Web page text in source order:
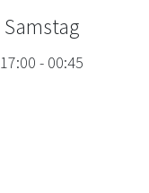
Samstag
17:00 - 00:45